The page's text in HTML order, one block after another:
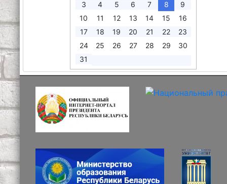
3
4 5 6 7 8
9
10
11 12 13 14 15
16
17
18 19 20 21 22
23
24
25 26 27 28 29
30
31